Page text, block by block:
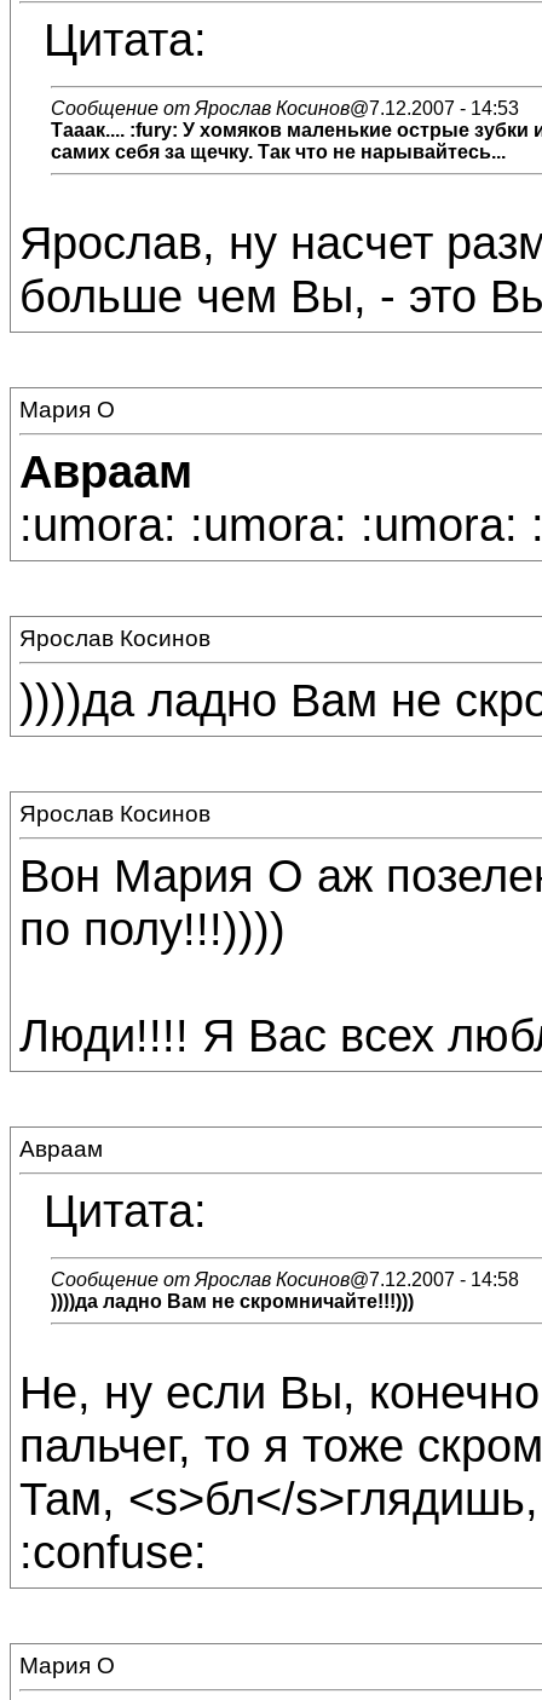
Цитата:
Сообщение от Ярослав Косинов@7.12.2007 - 14:53
Тааак.... :fury: У хомяков маленькие острые
самих себя за щечку. Так что не нарывайтесь...
Ярослав, ну насчет
больше чем Вы, - это
Мария О
Авраам
:umora: :umora: :umora:
Ярослав Косинов
))))да ладно Вам не
Ярослав Косинов
Вон Мария О аж
по полу!!!))))
Люди!!!! Я Вас всех
Авраам
Цитата:
Сообщение от Ярослав Косинов@7.12.2007 - 14:58
))))да ладно Вам не скромничайте!!!)))
Не, ну если Вы,
пальчег, то я тоже
Там, <s>бл</
:confuse:
Мария О